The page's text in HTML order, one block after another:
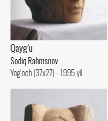
Qayg‘u
Sodiq Rahmsnov
Yog‘och (37x27) - 1995 yil